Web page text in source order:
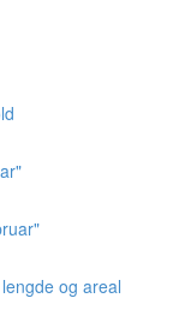
og areal